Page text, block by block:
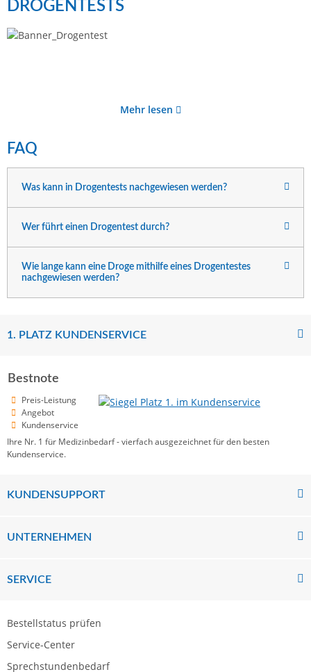
DROGENTESTS
Mehr lesen
FAQ
Was kann in Drogentests nachgewiesen werden?
Wer führt einen Drogentest durch?
Wie lange kann eine Droge mithilfe eines Drogentestes
nachgewiesen werden?
1. PLATZ KUNDENSERVICE
Bestnote
Preis-Leistung
Angebot
Kundenservice
Ihre Nr. 1 für Medizinbedarf - vierfach ausgezeichnet für den besten
Kundenservice.
KUNDENSUPPORT
UNTERNEHMEN
SERVICE
Bestellstatus prüfen
Service-Center
Sprechstundenbedarf